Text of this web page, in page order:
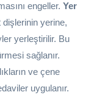
engeller. Yer
yerine,
yerleştirilir. Bu
sağlanır.
ve çene
uygulanır.